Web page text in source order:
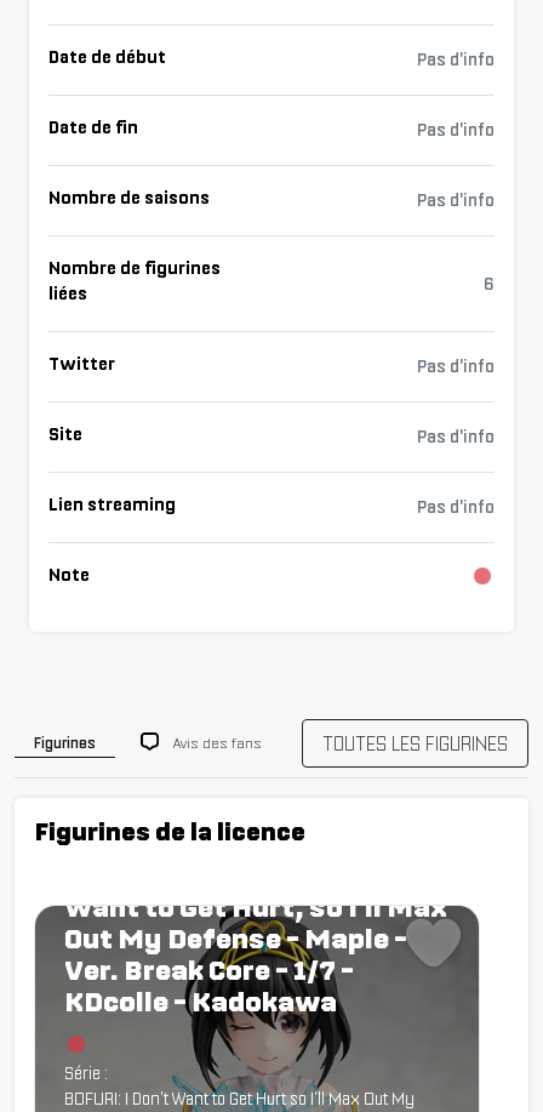
Date de début Pas d'info
Date de fin Pas d'info
Nombre de saisons Pas d'info
Nombre de figurines
liées
6
Twitter Pas d'info
Site Pas d'info
Lien streaming Pas d'info
Note
Figurines Avis des fans TOUTES LES FIGURINES
Figurines de la licence
Want to Get Hurt, so I'll Max
Out My Defense - Maple -
Ver. Break Core - 1/7 -
KDcolle - Kadokawa
Chargement...
Série :
BOFURI: I Don't Want to Get Hurt so I'll Max Out My